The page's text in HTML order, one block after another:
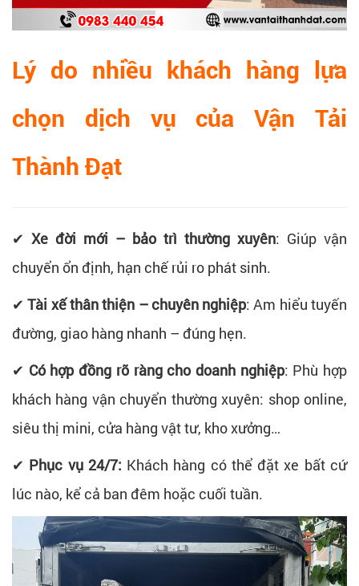
Lý do nhiều khách hàng lựa
chọn dịch vụ của Vận Tải
Thành Đạt
✔ Xe đời mới – bảo trì thường xuyên: Giúp vận
chuyển ổn định, hạn chế rủi ro phát sinh.
✔Tài xế thân thiện – chuyên nghiệp: Am hiểu tuyến
đường, giao hàng nhanh – đúng hẹn.
✔ Có hợp đồng rõ ràng cho doanh nghiệp: Phù hợp
khách hàng vận chuyển thường xuyên: shop online,
siêu thị mini, cửa hàng vật tư, kho xưởng…
✔ Phục vụ 24/7: Khách hàng có thể đặt xe bất cứ
lúc nào, kể cả ban đêm hoặc cuối tuần.